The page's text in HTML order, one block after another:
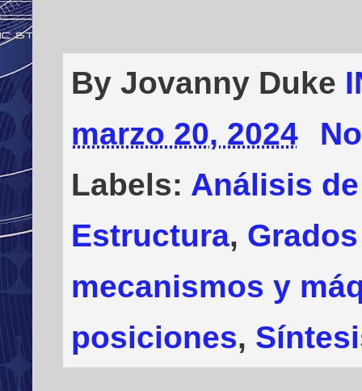
By Jovanny Duke
marzo 20, 2024
Labels: Análisis
Estructura,
mecanismos y
posiciones,